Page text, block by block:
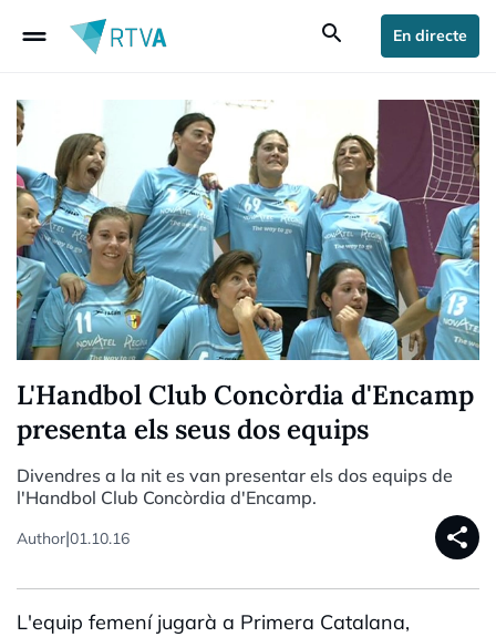
drag_handle search En directe
L'Handbol Club Concòrdia d'Encamp
presenta els seus dos equips
Divendres a la nit es van presentar els dos equips de
l'Handbol Club Concòrdia d'Encamp.
Author|01.10.16 share
L'equip femení jugarà a Primera Catalana,